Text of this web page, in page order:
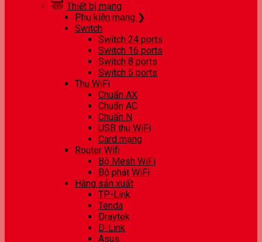
Thiết bị mạng
Phụ kiện mạng ❯
Switch
Switch 24 ports
Switch 16 ports
Switch 8 ports
Switch 5 ports
Thu WiFi
Chuẩn AX
Chuẩn AC
Chuẩn N
USB thu WiFi
Card mạng
Router Wifi
Bộ Mesh WiFi
Bộ phát WiFi
Hãng sản xuất
TP-Link
Tenda
Draytek
D-Link
Asus